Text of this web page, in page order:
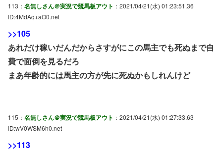
113： 名無しさん＠実況で競馬板アウト ：2021/04/21(水) 01:23:51.36
ID:4MdAq+aO0.net
>>105
あれだけ稼いだんだからさすがにこの馬主でも死ぬまで自
費で面倒を見るだろ
まあ年齢的には馬主の方が先に死ぬかもしれんけど
115： 名無しさん＠実況で競馬板アウト ：2021/04/21(水) 01:27:33.63
ID:wV0WSM6h0.net
>>113